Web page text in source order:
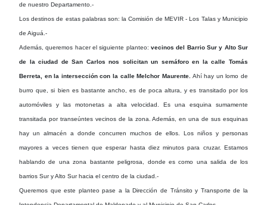
de nuestro Departamento.-
Los destinos de estas palabras son: la Comisión de MEVIR - Los Talas y Municipio
de Aiguá.-
Además, queremos hacer el siguiente planteo: vecinos del Barrio Sur y Alto Sur
de la ciudad de San Carlos nos solicitan un semáforo en la calle Tomás
Berreta, en la intersección con la calle Melchor Maurente. Ahí hay un lomo de
burro que, si bien es bastante ancho, es de poca altura, y es transitado por los
automóviles y las motonetas a alta velocidad. Es una esquina sumamente
transitada por transeúntes vecinos de la zona. Además, en una de sus esquinas
hay un almacén a donde concurren muchos de ellos. Los niños y personas
mayores a veces tienen que esperar hasta diez minutos para cruzar. Estamos
hablando de una zona bastante peligrosa, donde es como una salida de los
barrios Sur y Alto Sur hacia el centro de la ciudad.-
Queremos que este planteo pase a la Dirección de Tránsito y Transporte de la